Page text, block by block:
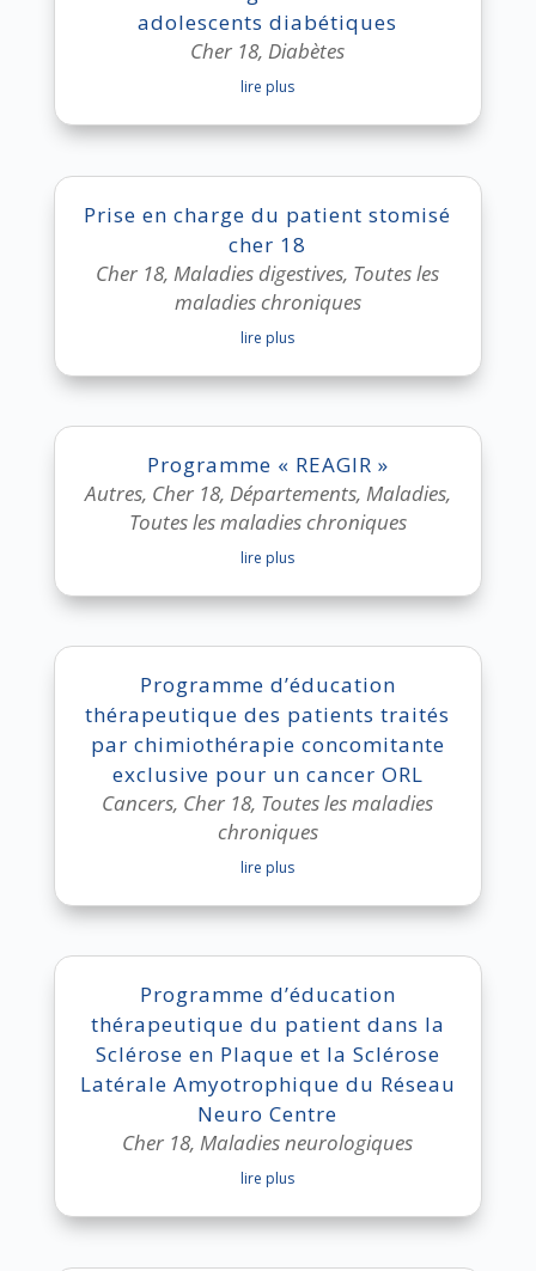
adolescents diabétiques
Cher 18,Diabètes
lire plus
Prise en charge du patient stomisé
cher 18
Cher 18,Maladies digestives, Toutes les
maladies chroniques
lire plus
Programme « REAGIR »
Autres, Cher 18, Départements, Maladies,
Toutes les maladies chroniques
lire plus
Programme d’éducation
thérapeutique des patients traités
par chimiothérapie concomitante
exclusive pour un cancer ORL
Cancers, Cher 18, Toutes les maladies
chroniques
lire plus
Programme d’éducation
thérapeutique du patient dans la
Sclérose en Plaque et la Sclérose
Latérale Amyotrophique du Réseau
Neuro Centre
Cher 18,Maladies neurologiques
lire plus